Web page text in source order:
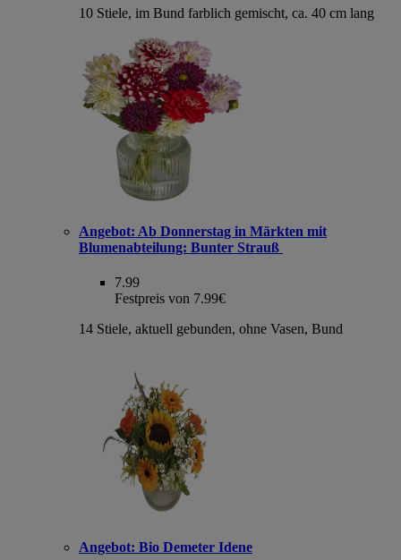
10 Stiele, im Bund farblich gemischt, ca. 40 cm lang
Angebot: Ab Donnerstag in Märkten mit
Blumenabteilung: Bunter Strauß
7.99
Festpreis von 7.99€
14 Stiele, aktuell gebunden, ohne Vasen, Bund
Angebot: Bio Demeter Idene